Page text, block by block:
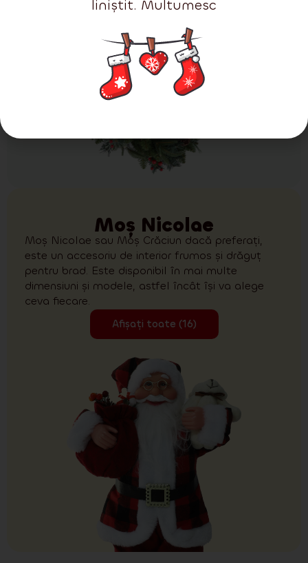
Moș Nicolae
Moș Nicolae sau Moș Crăciun dacă preferați,
este un accesoriu de interior frumos și drăguț
pentru brad. Este disponibil în mai multe
dimensiuni și modele, astfel încât își va alege
ceva fiecare.
Afișați toate (16)
liniștit. Multumesc